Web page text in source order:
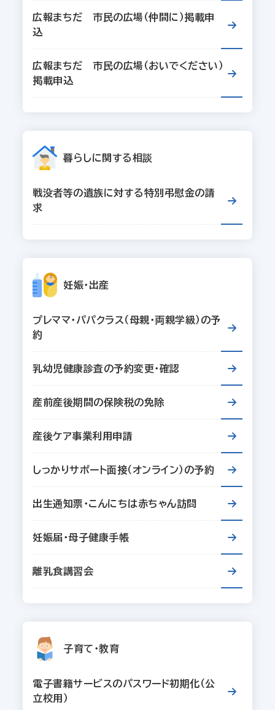
広報まちだ 市民の広場（仲間に）掲載申
込
広報まちだ 市民の広場（おいでください）
掲載申込
暮らしに関する相談
戦没者等の遺族に対する特別弔慰金の請
求
妊娠・出産
プレママ・パパクラス（母親・両親学級）の予
約
乳幼児健康診査の予約変更・確認
産前産後期間の保険税の免除
産後ケア事業利用申請
しっかりサポート面接（オンライン）の予約
出生通知票・こんにちは赤ちゃん訪問
妊娠届・母子健康手帳
離乳食講習会
子育て・教育
電子書籍サービスのパスワード初期化（公
立校用）